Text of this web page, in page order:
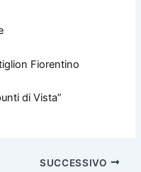
Fiorentino
di Vista”
SUCCESSIVO